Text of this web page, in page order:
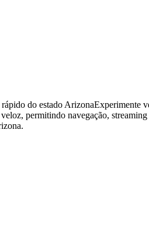
do estado ArizonaExperimente
permitindo navegação,